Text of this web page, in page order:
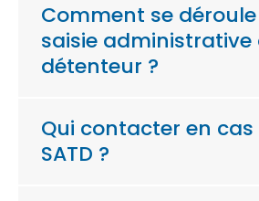
Comment se
saisie administrative
détenteur ?
Qui contacter en cas
SATD ?